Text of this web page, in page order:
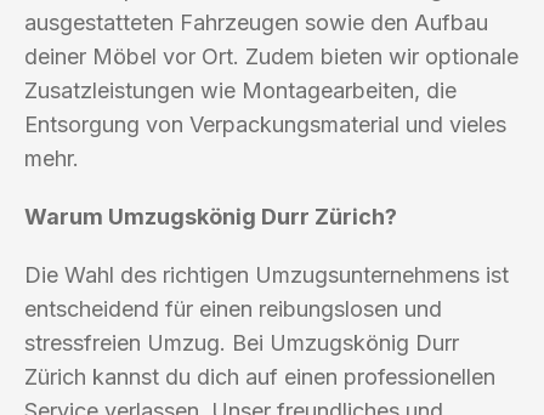
ausgestatteten Fahrzeugen sowie den Aufbau
deiner Möbel vor Ort. Zudem bieten wir optionale
Zusatzleistungen wie Montagearbeiten, die
Entsorgung von Verpackungsmaterial und vieles
mehr.
Warum Umzugskönig Durr Zürich?
Die Wahl des richtigen Umzugsunternehmens ist
entscheidend für einen reibungslosen und
stressfreien Umzug. Bei Umzugskönig Durr
Zürich kannst du dich auf einen professionellen